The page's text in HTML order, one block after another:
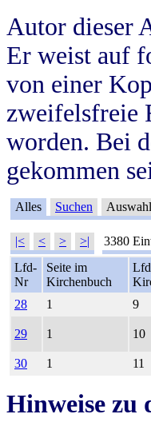
Autor dieser
Er weist auf
von einer
zweifelsfreie
worden. Bei
gekommen
Alles Suchen Auswahl
|< < > >| 3380
Lfd-
Nr
Seite im
Kirchenbuch
28
1 9
29 1 10
30 1 11
Hinweise zu